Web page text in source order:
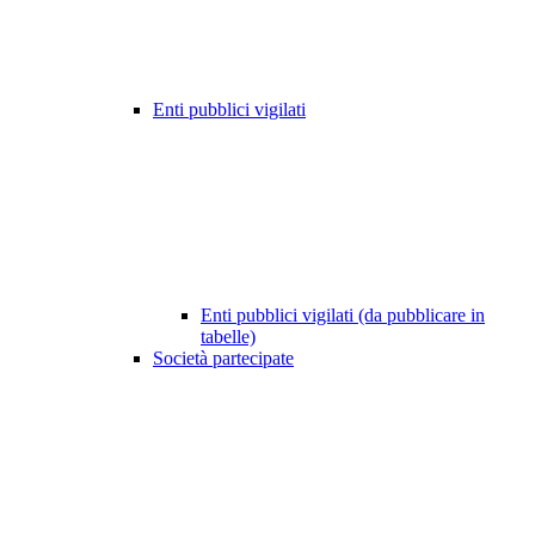
Enti pubblici vigilati
Enti pubblici vigilati (da pubblicare in
tabelle)
Società partecipate